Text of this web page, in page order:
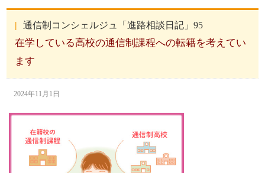
通信制コンシェルジュ「進路相談日記」95
在学している高校の通信制課程への転籍を考えてい
ます
2024年11月1日